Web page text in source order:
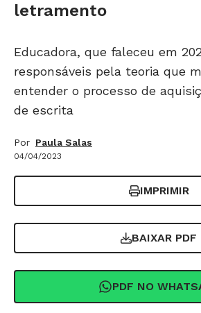
letramento
Educadora, que faleceu em
responsáveis pela teoria que
entender o processo de
de escrita
Por Paula Salas
04/04/2023
IMPRIMIR
BAIXAR PDF
PDF NO